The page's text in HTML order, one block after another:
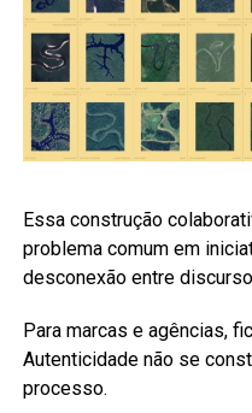
Essa construção
problema comum em
desconexão entre
Para marcas e agências,
Autenticidade não se
processo.